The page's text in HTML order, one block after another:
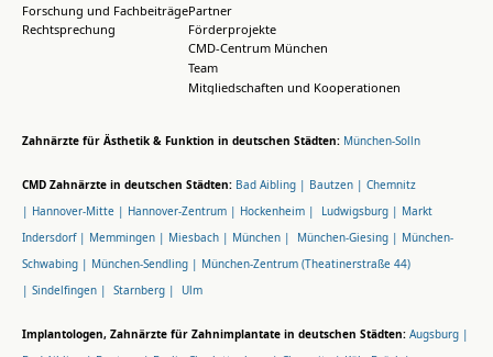
Forschung und Fachbeiträge
Rechtsprechung
Partner
Förderprojekte
CMD-Centrum München
Team
Mitgliedschaften und Kooperationen
Zahnärzte für Ästhetik & Funktion in deutschen Städten: München-Solln
CMD Zahnärzte in deutschen Städten: Bad Aibling | Bautzen | Chemnitz
| Hannover-Mitte | Hannover-Zentrum | Hockenheim | Ludwigsburg | Markt
Indersdorf | Memmingen | Miesbach | München | München-Giesing | München-
Schwabing | München-Sendling | München-Zentrum (Theatinerstraße 44)
| Sindelfingen | Starnberg | Ulm
Implantologen, Zahnärzte für Zahnimplantate in deutschen Städten: Augsburg |